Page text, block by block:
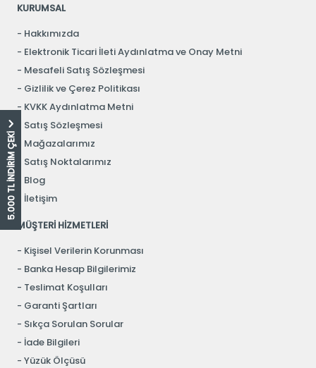
5.000 TL İNDİRİM ÇEKİ
KURUMSAL
Hakkımızda
Elektronik Ticari İleti Aydınlatma ve Onay Metni
Mesafeli Satış Sözleşmesi
Gizlilik ve Çerez Politikası
KVKK Aydınlatma Metni
Satış Sözleşmesi
Mağazalarımız
Satış Noktalarımız
Blog
İletişim
MÜŞTERİ HİZMETLERİ
Kişisel Verilerin Korunması
Banka Hesap Bilgilerimiz
Teslimat Koşulları
Garanti Şartları
Sıkça Sorulan Sorular
İade Bilgileri
Yüzük Ölçüsü